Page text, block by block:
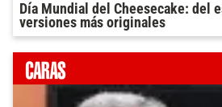
Día Mundial del Cheesecake: del
versiones más originales